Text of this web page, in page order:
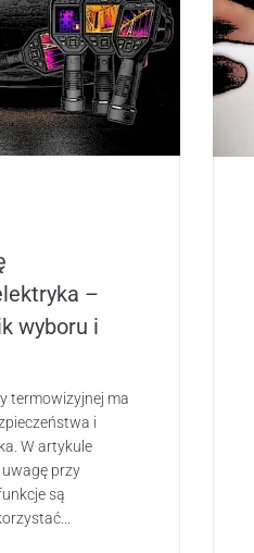
–
wyboru i
termowizyjnej ma
i
W artykule
przy
są